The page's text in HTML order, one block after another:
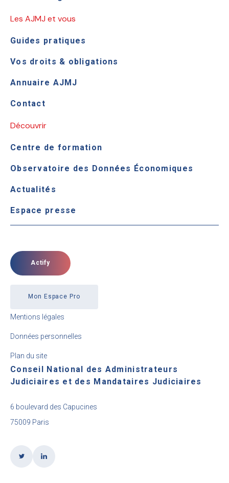
Les AJMJ et vous
Guides pratiques
Vos droits & obligations
Annuaire AJMJ
Contact
Découvrir
Centre de formation
Observatoire des Données Économiques
Actualités
Espace presse
Actify
Mon Espace Pro
Mentions légales
Données personnelles
Plan du site
Conseil National des Administrateurs
Judiciaires et des Mandataires Judiciaires
6 boulevard des Capucines
75009 Paris